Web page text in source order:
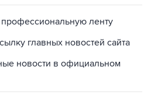
профессиональную ленту
главных новостей сайта
новости в официальном